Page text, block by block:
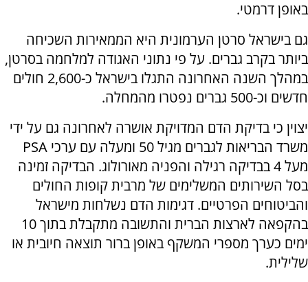
באופן דרמטי.
גם בישראל סרטן הערמונית היא הממאירות השכיחה
ביותר בקרב גברים. על פי נתוני האגודה למלחמה בסרטן,
במהלך השנה האחרונה התגלו בישראל כ-2,600 חולים
חדשים וכ-500 גברים נפטרו מהמחלה.
יצוין כי בדיקת הדם המדויקת אושרה לאחרונה גם על ידי
משרד הבריאות לגברים מגיל 50 ומעלה עם ערכי PSA
מעל 4 בבדיקה רגילה והפניה מאורולוג. הבדיקה זמינה
בסל השירותים המשלימים של מרבית קופות החולים
והביטוחים הפרטיים. דגימות הדם נשלחות מישראל
בהקפאה לארצות הברית והתשובה מתקבלת בתוך 10
ימים כערך מספרי המשקף באופן ברור תוצאה חיובית או
שלילית.